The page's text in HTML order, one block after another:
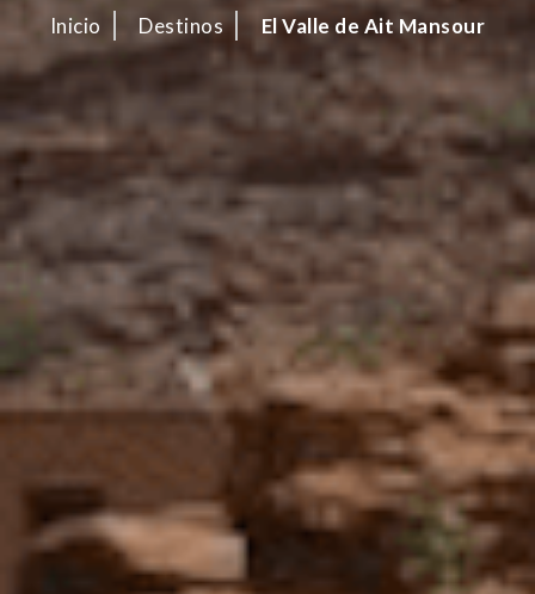
Inicio Destinos El Valle de Ait Mansour